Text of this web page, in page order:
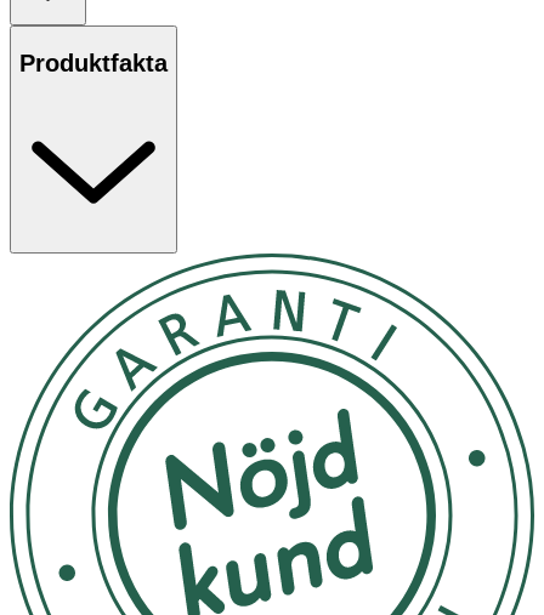
hjälper till att stärka håret. Dess innovativa flerskiktade
formula gör den enkel att kombinera med dina
hårvårdsrutin. Skaka flaskan väl före användning och
spraya en liten mängd i fuktigt eller torrt hår efter
behov. • 3-i-1 oljemist som stärker och skyddar skadat
glansen i upp till 24 timmar • Lätt och viktlös formula som
inte tynger ner håret • Enkel att använda på både fuktigt
och torrt hår
Skaka flaskan väl före användning. Spraya en liten mängd
i hårtopparna i fuktigt eller torrt hår. Ska inte sköljas ur.
För bästa resultat, kombinera med hela OGX Bond
Protein Repair-serien för att rengöra, vårda, reparera
och skydda ditt hår. Varning: Använd endast enligt
anvisningarna. Undvik kontakt med ögonen. Skölj
omedelbart vid kontakt.
Förvara i rumstemperatur på en välventilerad plats,
skyddad från direkt solljus och värme. Förvaras
Produktfakta